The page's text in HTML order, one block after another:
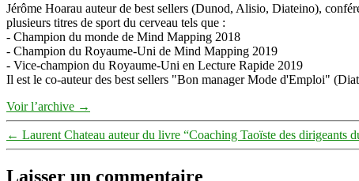
Jérôme Hoarau auteur de best sellers (Dunod, Alisio, Diateino),
plusieurs titres de sport du cerveau tels que :
- Champion du monde de Mind Mapping 2018
- Champion du Royaume-Uni de Mind Mapping 2019
- Vice-champion du Royaume-Uni en Lecture Rapide 2019
Il est le co-auteur des best sellers "Bon manager Mode d'Emploi"
Voir l’archive →
← Laurent Chateau auteur du livre “Coaching Taoïste des dirigeants
Laisser un commentaire